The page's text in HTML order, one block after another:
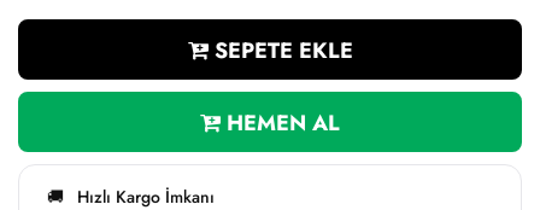
SEPETE EKLE
HEMEN AL
🚚 Hızlı Kargo İmkanı